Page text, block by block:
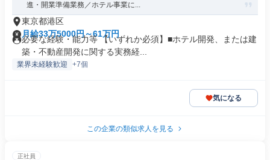
進・開業準備業務／ホテル事業に...
東京都港区
月給33万5000円～61万円
必要な経験・能力等 【いずれか必須】■ホテル開発、または建
築・不動産開発に関する実務経...
業界未経験歓迎 +7個
気になる
この企業の類似求人を見る
正社員